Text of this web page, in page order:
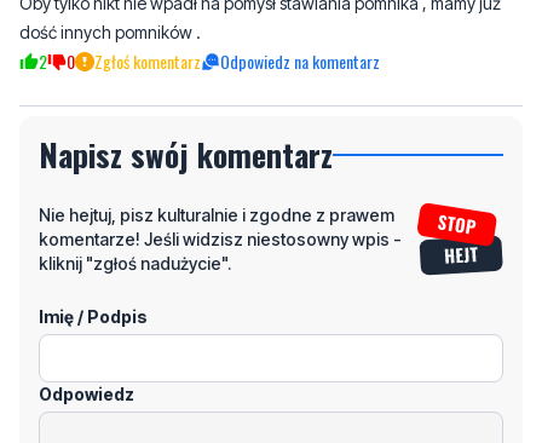
Napisz swój komentarz
komentarze! Jeśli widzisz niestosowny wpis -
kliknij "zgłoś nadużycie".
Imię / Podpis
Odpowiedz
Wiadomość